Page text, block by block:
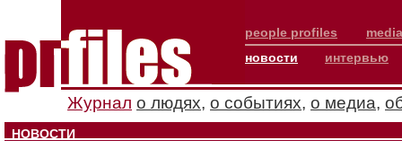
people profiles
новости
интервью
Журнал о людях, о событиях, о медиа,
НОВОСТИ